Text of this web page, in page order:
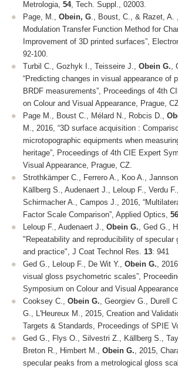
Metrologia 54, Tech. Suppl., 02003.
Page, M., Obein, G ., Boust, C., & Razet, A.
Modulation Transfer Function Method for
Improvement of 3D printed surfaces”,
92-100.
Turbil C., Gozhyk I., Teisseire J., Obein G.
“Predicting changes in visual appearance of
BRDF measurements”, Proceedings of 4th
on Colour and Visual Appearance, Prague,
Page M., Boust C., Mélard N., Robcis D.,
M., 2016, “3D surface acquisition :
microtopographic equipments when
heritage”, Proceedings of 4th CIE Expert
Visual Appearance, Prague, CZ.
Strothkämper C., Ferrero A., Koo A.,
Källberg S., Audenaert J., Leloup F., Verdu
Schirmacher A., Campos J., 2016,
Factor Scale Comparison”, Applied Optics, 56
Leloup F., Audenaert J., Obein G. , Ged G.,
"Repeatability and reproducibility of specular
and practice", J Coat Technol Res. 13: 941
Ged G., Leloup F., De Wit Y., Obein G. ,
visual gloss psychometric scales”,
Symposium on Colour and Visual
Cooksey C., Obein G. , Georgiev G., Durell
G., L'Heureux M., 2015, Creation and
Targets & Standards, Proceedings of SPIE
Ged G., Flys O., Silvestri Z., Källberg S.,
Breton R., Himbert M., Obein G. , 2015,
specular peaks from a metrological gloss